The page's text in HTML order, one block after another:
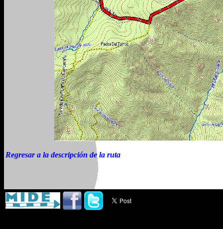
Regresar a la descripción de la ruta